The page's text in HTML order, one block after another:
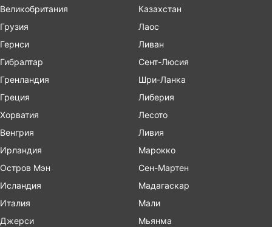
Великобритания
Грузия
Гернси
Гибралтар
Гренландия
Греция
Хорватия
Венгрия
Ирландия
Остров Мэн
Исландия
Италия
Джерси
Казахстан
Лаос
Ливан
Сент-Люсия
Шри-Ланка
Либерия
Лесото
Ливия
Марокко
Сен-Мартен
Мадагаскар
Мали
Мьянма